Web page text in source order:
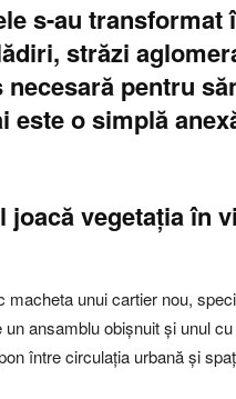
s-au
străzi
pentru
o simplă
vegetația în
unui cartier nou,
ansamblu obișnuit și unul
între circulația urbană și